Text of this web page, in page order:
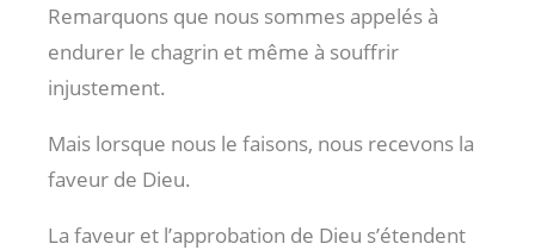
Remarquons que nous sommes appelés à
endurer le chagrin et même à souffrir
injustement.
Mais lorsque nous le faisons, nous recevons la
faveur de Dieu.
La faveur et l’approbation de Dieu s’étendent